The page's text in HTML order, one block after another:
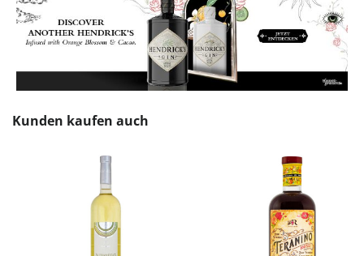
Produktgalerie überspringen
Kunden kaufen auch